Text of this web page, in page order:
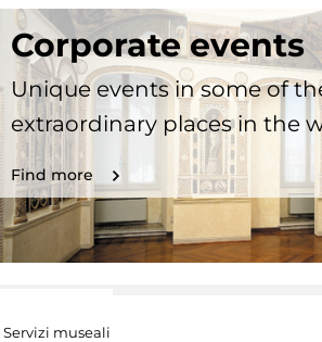
Corporate events
Unique events in some of
extraordinary places in the
Find more
Servizi museali